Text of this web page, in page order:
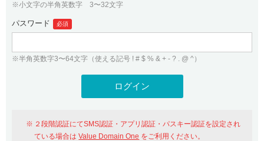
人気ドメインの種類
WHOIS検索
ドメイン・ホスティングOEM
従来のバリュードメインをご利用希望の方
Value Domainにログイン
おすすめ One レンタルサーバーを含む最新の機能を使う方
ユーザー登録
※小文字の半角英数字 3〜32文字
パスワード 必須
※半角英数字3〜64文字（使える記号 ! # $ % & + - ? . @ ^）
２段階認証にてSMS認証・アプリ認証・パスキー認証を設定され
ている場合はValue Domain One をご利用ください。